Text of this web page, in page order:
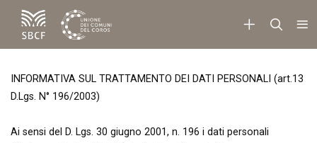
INFORMATIVA SUL TRATTAMENTO DEI DATI PERSONALI (art.13
D.Lgs. N° 196/2003)
Ai sensi del D. Lgs. 30 giugno 2001, n. 196 i dati personali